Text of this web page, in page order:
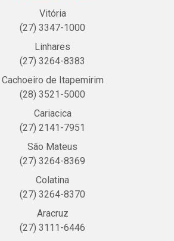
Vitória
(27) 3347-1000
Linhares
(27) 3264-8383
Cachoeiro de Itapemirim
(28) 3521-5000
Cariacica
(27) 2141-7951
São Mateus
(27) 3264-8369
Colatina
(27) 3264-8370
Aracruz
(27) 3111-6446